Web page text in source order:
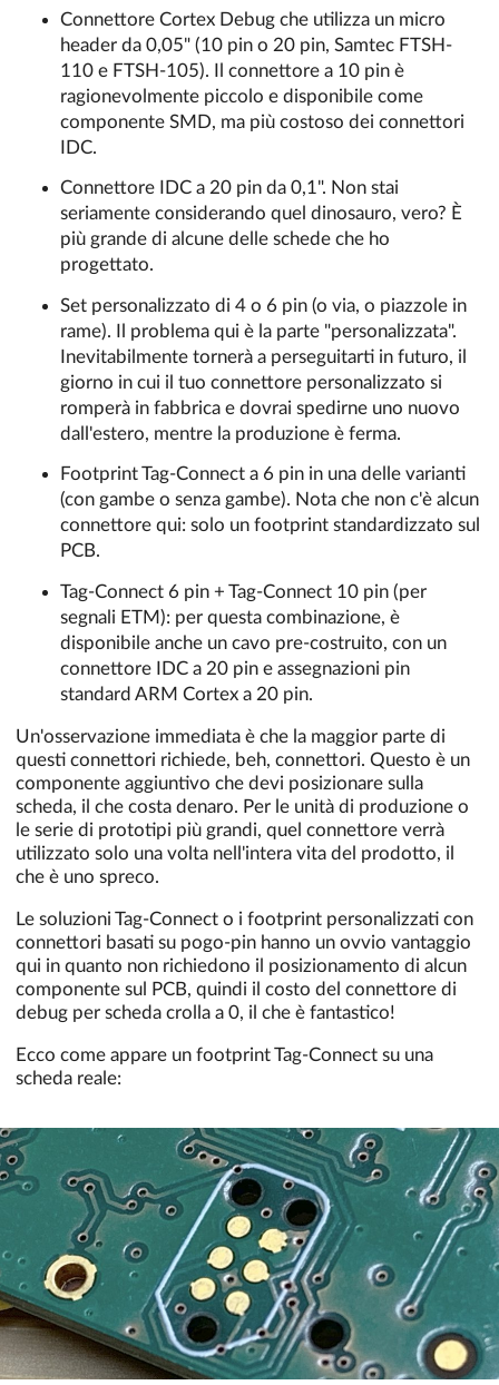
Connettore Cortex Debug che utilizza un micro
header da 0,05" (10 pin o 20 pin, Samtec FTSH-
110 e FTSH-105). Il connettore a 10 pin è
ragionevolmente piccolo e disponibile come
componente SMD, ma più costoso dei connettori
IDC.
Connettore IDC a 20 pin da 0,1". Non stai
seriamente considerando quel dinosauro, vero? È
più grande di alcune delle schede che ho
progettato.
Set personalizzato di 4 o 6 pin (o via, o piazzole in
rame). Il problema qui è la parte "personalizzata".
Inevitabilmente tornerà a perseguitarti in futuro, il
giorno in cui il tuo connettore personalizzato si
romperà in fabbrica e dovrai spedirne uno nuovo
dall'estero, mentre la produzione è ferma.
Footprint Tag-Connect a 6 pin in una delle varianti
(con gambe o senza gambe). Nota che non c'è alcun
connettore qui: solo un footprint standardizzato sul
PCB.
Tag-Connect 6 pin + Tag-Connect 10 pin (per
segnali ETM): per questa combinazione, è
disponibile anche un cavo pre-costruito, con un
connettore IDC a 20 pin e assegnazioni pin
standard ARM Cortex a 20 pin.
Un'osservazione immediata è che la maggior parte di
questi connettori richiede, beh, connettori. Questo è un
componente aggiuntivo che devi posizionare sulla
scheda, il che costa denaro. Per le unità di produzione o
le serie di prototipi più grandi, quel connettore verrà
utilizzato solo una volta nell'intera vita del prodotto, il
che è uno spreco.
Le soluzioni Tag-Connect o i footprint personalizzati con
connettori basati su pogo-pin hanno un ovvio vantaggio
qui in quanto non richiedono il posizionamento di alcun
componente sul PCB, quindi il costo del connettore di
debug per scheda crolla a 0, il che è fantastico!
Ecco come appare un footprint Tag-Connect su una
scheda reale: